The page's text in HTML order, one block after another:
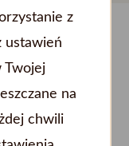
KLIENTA
z
ustawień
Twojej
na
chwili